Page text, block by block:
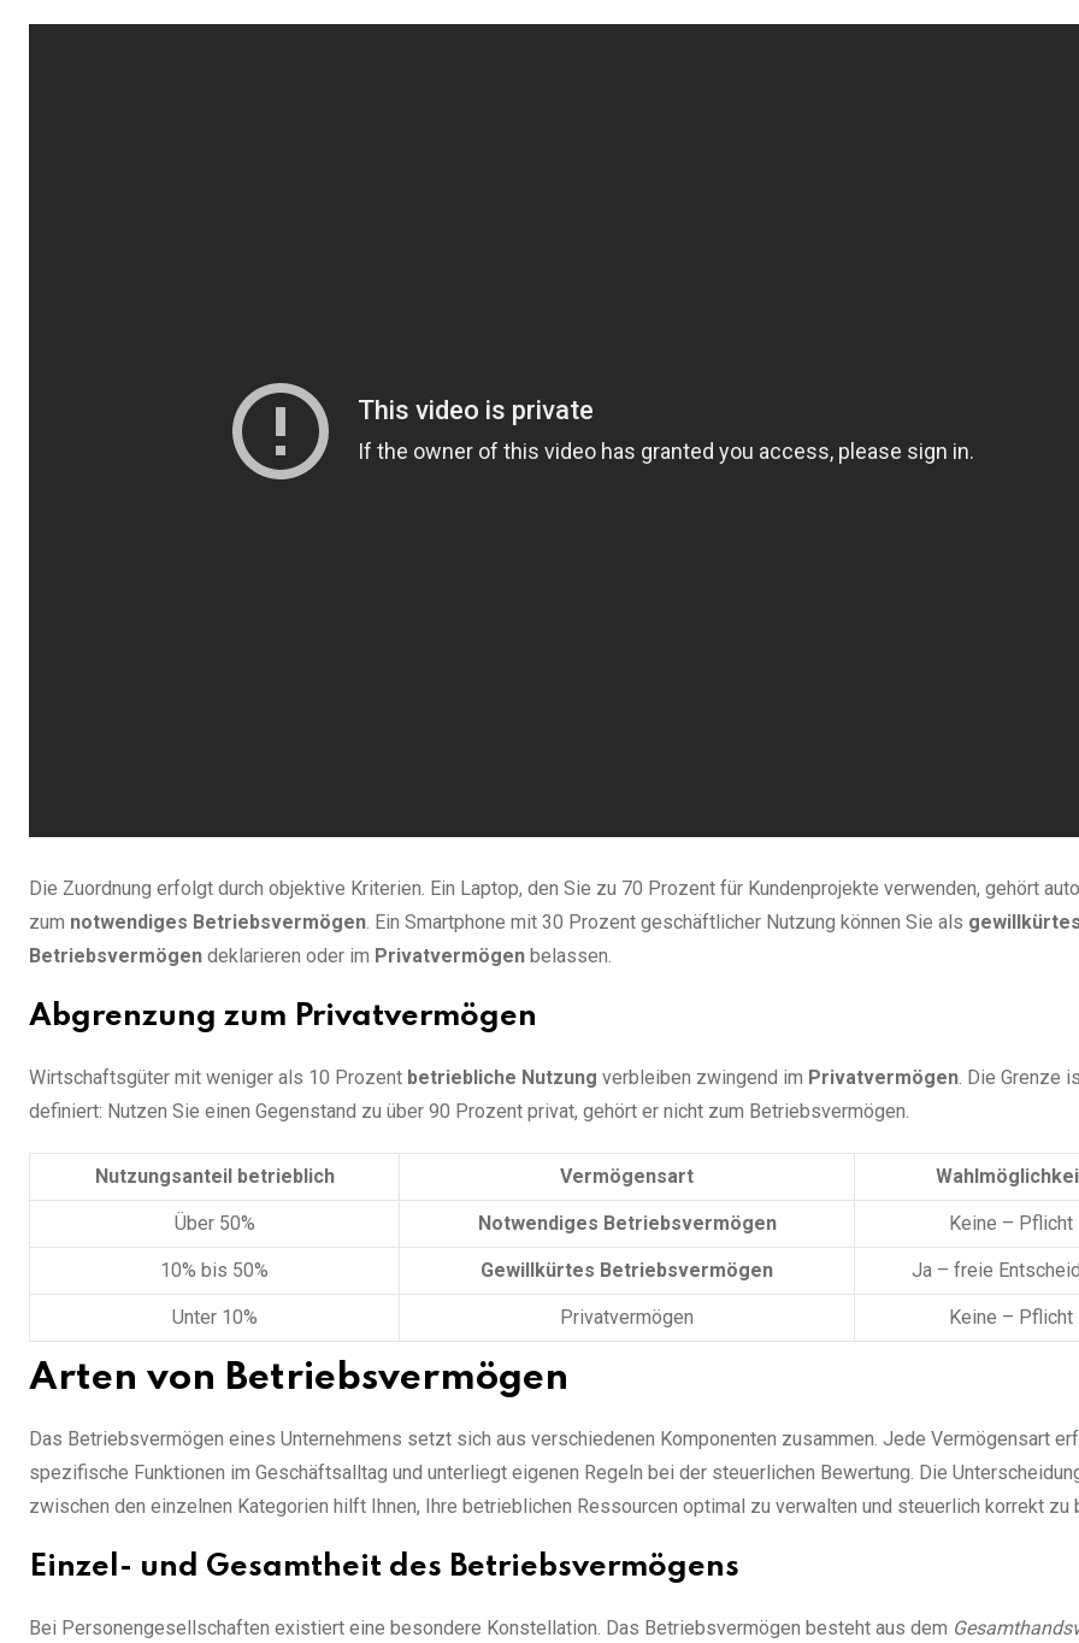
Die Zuordnung erfolgt durch objektive Kriterien. Ein Laptop, den Sie zu 70 Prozent für Kundenprojekte verwenden, gehört
zum notwendiges Betriebsvermögen. Ein Smartphone mit 30 Prozent geschäftlicher Nutzung können Sie als
Betriebsvermögen deklarieren oder im Privatvermögen belassen.
Abgrenzung zum Privatvermögen
Wirtschaftsgüter mit weniger als 10 Prozent betriebliche Nutzung verbleiben zwingend im Privatvermögen. Die Grenze
definiert: Nutzen Sie einen Gegenstand zu über 90 Prozent privat, gehört er nicht zum Betriebsvermögen.
Nutzungsanteil betrieblich Vermögensart
Über 50% Notwendiges Betriebsvermögen Keine – Pflicht
10% bis 50% Gewillkürtes Betriebsvermögen Ja – freie
Unter 10% Privatvermögen Keine – Pflicht
Arten von Betriebsvermögen
Das Betriebsvermögen eines Unternehmens setzt sich aus verschiedenen Komponenten zusammen. Jede Vermögensart
spezifische Funktionen im Geschäftsalltag und unterliegt eigenen Regeln bei der steuerlichen Bewertung. Die
zwischen den einzelnen Kategorien hilft Ihnen, Ihre betrieblichen Ressourcen optimal zu verwalten und steuerlich korrekt zu
Einzel- und Gesamtheit des Betriebsvermögens
Bei Personengesellschaften existiert eine besondere Konstellation. Das Betriebsvermögen besteht aus dem